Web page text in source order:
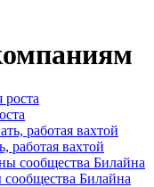
работая вахтой
Билайна